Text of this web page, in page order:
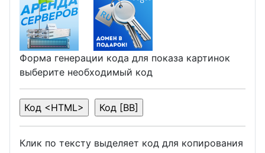
Форма генерации кода для показа картинок
выберите необходимый код
Клик по тексту выделяет код для копирования